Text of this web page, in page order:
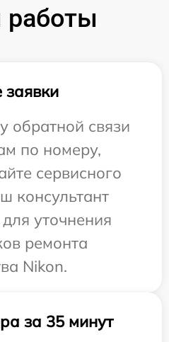
обратной связи
по номеру,
сервисного
консультант
уточнения
ремонта
Nikon.
за 35 минут